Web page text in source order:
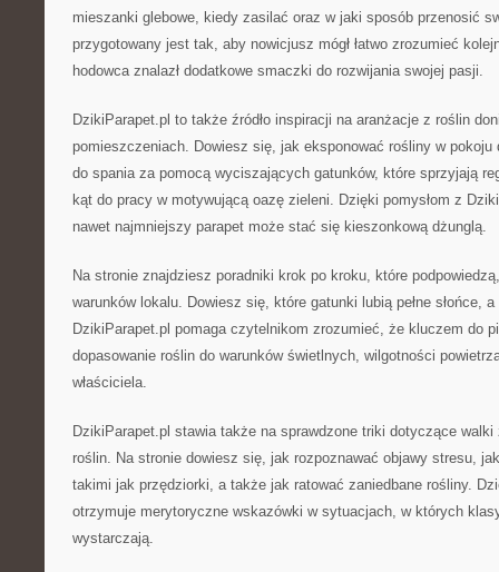
mieszanki glebowe, kiedy zasilać oraz w jaki sposób przenosić
przygotowany jest tak, aby nowicjusz mógł łatwo zrozumieć
hodowca znalazł dodatkowe smaczki do rozwijania swojej pasji.
DzikiParapet.pl to także źródło inspiracji na aranżacje z roślin
pomieszczeniach. Dowiesz się, jak eksponować rośliny w
do spania za pomocą wyciszających gatunków, które sprzyjają
kąt do pracy w motywującą oazę zieleni. Dzięki pomysłom z
nawet najmniejszy parapet może stać się kieszonkową dżunglą.
Na stronie znajdziesz poradniki krok po kroku, które
warunków lokalu. Dowiesz się, które gatunki lubią pełne słońce,
DzikiParapet.pl pomaga czytelnikom zrozumieć, że kluczem do
dopasowanie roślin do warunków świetlnych, wilgotności
właściciela.
DzikiParapet.pl stawia także na sprawdzone triki dotyczące
roślin. Na stronie dowiesz się, jak rozpoznawać objawy stresu,
takimi jak przędziorki, a także jak ratować zaniedbane rośliny.
otrzymuje merytoryczne wskazówki w sytuacjach, w których
wystarczają.